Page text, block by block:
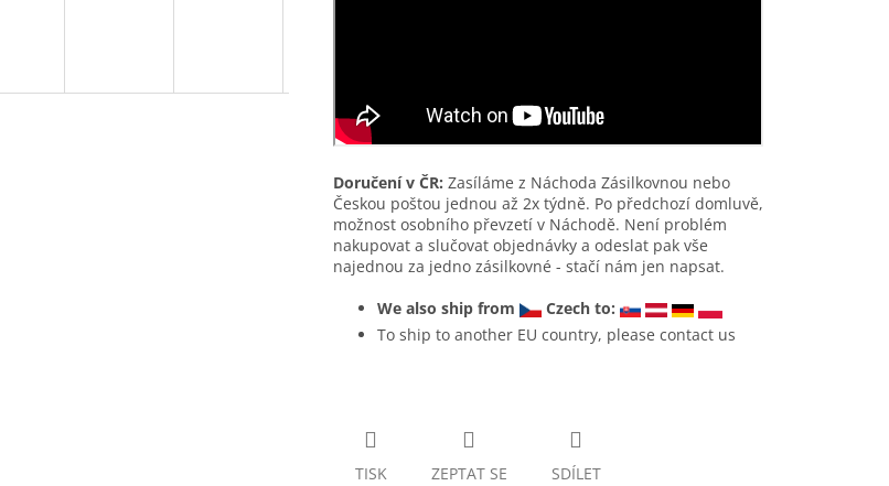
Doručení v ČR: Zasíláme z Náchoda Zásilkovnou nebo
Českou poštou jednou až 2x týdně. Po předchozí domluvě,
možnost osobního převzetí v Náchodě. Není problém
nakupovat a slučovat objednávky a odeslat pak vše
najednou za jedno zásilkovné - stačí nám jen napsat.
We also ship from
Czech to:
To ship to another EU country, please contact us
TISK ZEPTAT SE SDÍLET